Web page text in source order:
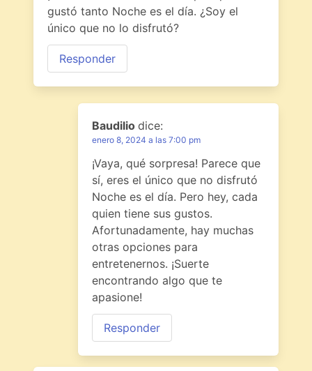
gustó tanto Noche es el día. ¿Soy el
único que no lo disfrutó?
Responder
Baudilio dice:
enero 8, 2024 a las 7:00 pm
¡Vaya, qué sorpresa! Parece que
sí, eres el único que no disfrutó
Noche es el día. Pero hey, cada
quien tiene sus gustos.
Afortunadamente, hay muchas
otras opciones para
entretenernos. ¡Suerte
encontrando algo que te
apasione!
Responder